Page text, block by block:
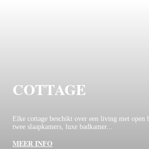
COTTAGE
Elke cottage beschikt over een living met open
twee slaapkamers, luxe badkamer...
MEER INFO